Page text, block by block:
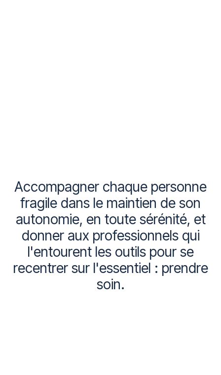
Accompagner chaque personne
fragile dans le maintien de son
autonomie, en toute sérénité, et
donner aux professionnels qui
l'entourent les outils pour se
recentrer sur l'essentiel : prendre
soin.